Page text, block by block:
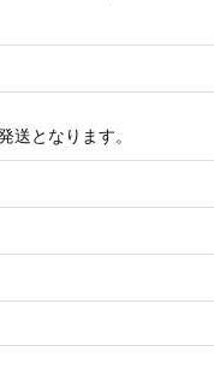
送となります。